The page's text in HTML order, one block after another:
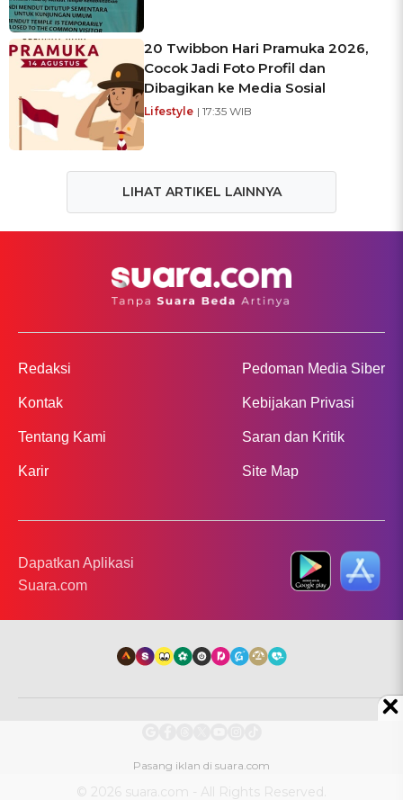
20 Twibbon Hari Pramuka 2026,
Cocok Jadi Foto Profil dan
Dibagikan ke Media Sosial
Lifestyle | 17:35 WIB
LIHAT ARTIKEL LAINNYA
Redaksi
Kontak
Tentang Kami
Karir
Pedoman Media Siber
Kebijakan Privasi
Saran dan Kritik
Site Map
Dapatkan Aplikasi
Suara.com
© 2026 suara.com - All Rights Reserved.